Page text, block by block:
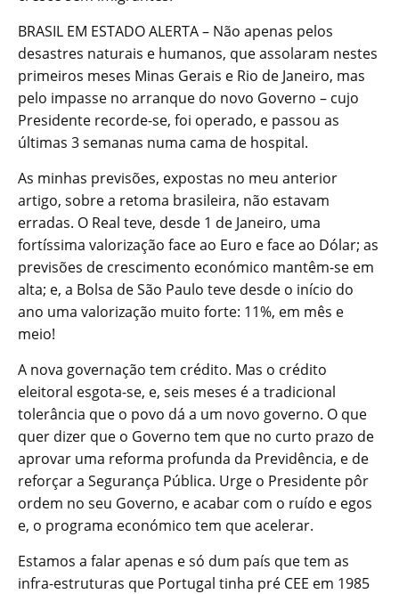
BRASIL EM ESTADO ALERTA – Não apenas pelos
desastres naturais e humanos, que assolaram nestes
primeiros meses Minas Gerais e Rio de Janeiro, mas
pelo impasse no arranque do novo Governo – cujo
Presidente recorde-se, foi operado, e passou as
últimas 3 semanas numa cama de hospital.
As minhas previsões, expostas no meu anterior
artigo, sobre a retoma brasileira, não estavam
erradas. O Real teve, desde 1 de Janeiro, uma
fortíssima valorização face ao Euro e face ao Dólar; as
previsões de crescimento económico mantêm-se em
alta; e, a Bolsa de São Paulo teve desde o início do
ano uma valorização muito forte: 11%, em mês e
meio!
A nova governação tem crédito. Mas o crédito
eleitoral esgota-se, e, seis meses é a tradicional
tolerância que o povo dá a um novo governo. O que
quer dizer que o Governo tem que no curto prazo de
aprovar uma reforma profunda da Previdência, e de
reforçar a Segurança Pública. Urge o Presidente pôr
ordem no seu Governo, e acabar com o ruído e egos
e, o programa económico tem que acelerar.
Estamos a falar apenas e só dum país que tem as
infra-estruturas que Portugal tinha pré CEE em 1985